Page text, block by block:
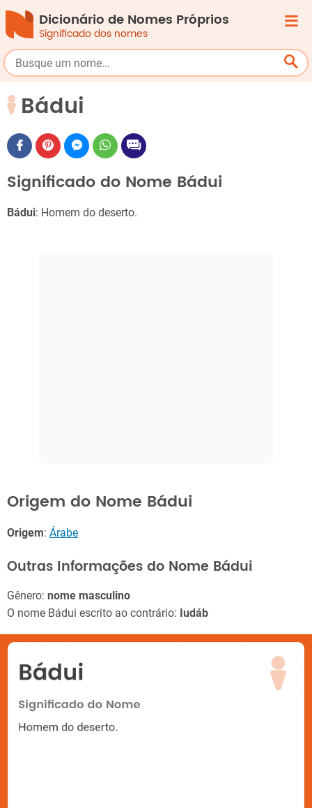
Dicionário de Nomes Próprios
Significado dos nomes
Bádui
Significado do Nome Bádui
Bádui: Homem do deserto.
Origem do Nome Bádui
Origem: Árabe
Outras Informações do Nome Bádui
Gênero: nome masculino
O nome Bádui escrito ao contrário: Iudáb